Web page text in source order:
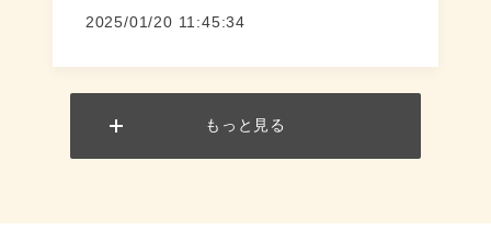
2025/01/20 11:45:34
もっと見る